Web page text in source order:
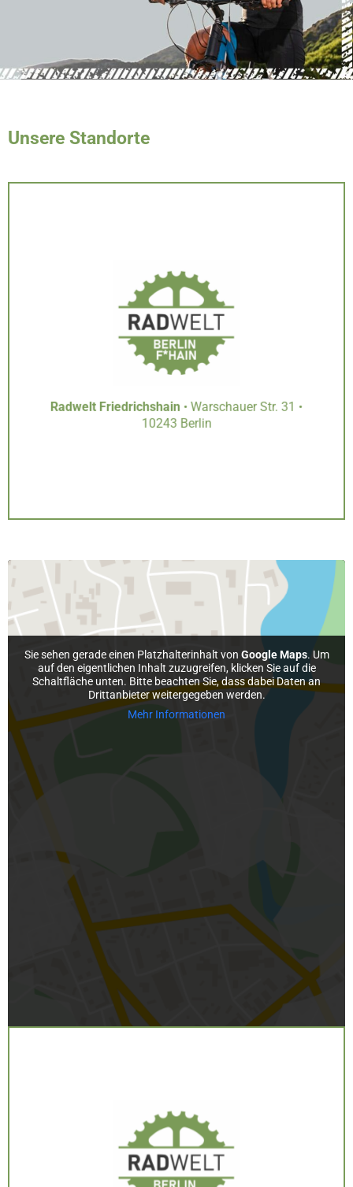
Unsere Standorte
Radwelt Friedrichshain • Warschauer Str. 31 •
10243 Berlin
Sie sehen gerade einen Platzhalterinhalt von Google Maps. Um
auf den eigentlichen Inhalt zuzugreifen, klicken Sie auf die
Schaltfläche unten. Bitte beachten Sie, dass dabei Daten an
Drittanbieter weitergegeben werden.
Mehr Informationen
Inhalt entsperren